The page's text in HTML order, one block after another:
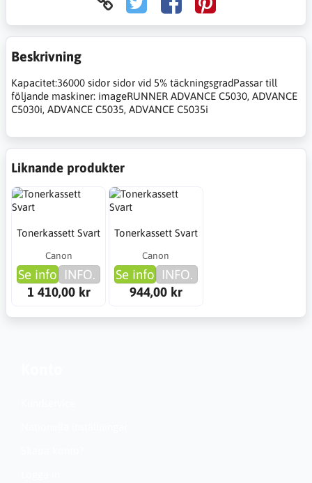
Beskrivning
Kapacitet:36000 sidor sidor vid 5% täckningsgradPassar till
följande maskiner: imageRUNNER ADVANCE C5030, ADVANCE
C5030i, ADVANCE C5035, ADVANCE C5035i
Liknande produkter
Tonerkassett Svart
Canon
Se info INFO.
1 410,00 kr
Tonerkassett Svart
Canon
Se info INFO.
944,00 kr